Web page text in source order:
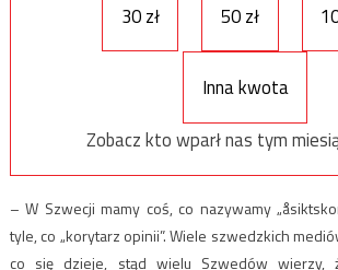
30 zł 50 zł
Inna kwota
Zobacz kto wparł nas tym
– W Szwecji mamy coś, co nazywamy
tyle, co „korytarz opinii”. Wiele szwedzkich
co się dzieje, stąd wielu Szwedów